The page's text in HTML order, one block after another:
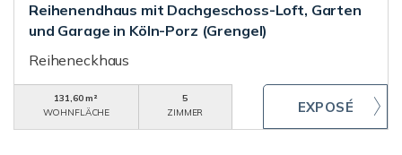
Reihenendhaus mit Dachgeschoss-Loft, Garten
und Garage in Köln-Porz (Grengel)
Reiheneckhaus
131,60 m²
WOHNFLÄCHE
5
ZIMMER